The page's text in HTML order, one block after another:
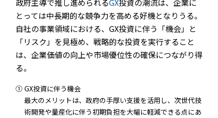
政府主導で推し進められるGX投資の潮流は、企業に
とっては中長期的な競争力を高める好機となりうる。
自社の事業領域における、GX投資に伴う「機会」と
「リスク」を見極め、戦略的な投資を実行すること
は、企業価値の向上や市場優位性の確保につながり得
る。
① GX投資に伴う機会
最大のメリットは、政府の手厚い支援を活用し、次世代技
術開発や量産化に伴う初期負担を大幅に軽減できる点にあ